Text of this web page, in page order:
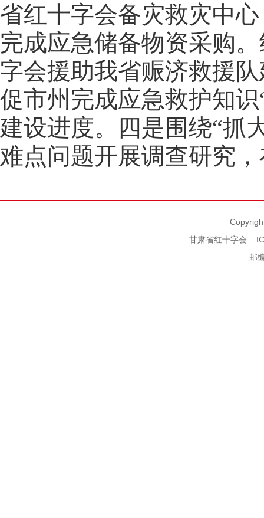
省红十字会备灾救灾中
完成应急储备物资采购
字会援助我省赈济救援
促市州完成应急救护知
建设进度。四是围绕“抓
难点问题开展调查研究
甘肃省红十字会
邮